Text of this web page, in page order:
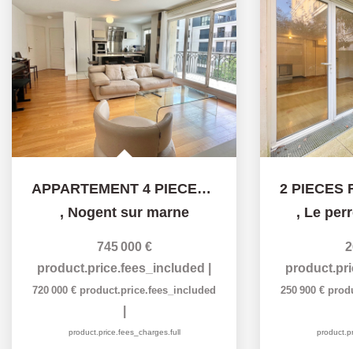
APPARTEMENT 4 PIECES DE STANDING
, Nogent sur marne
745 000 €
product.price.fees_included
720 000 € product.price.fees_included
product.price.fees_charges.full
, Le
250 900 €